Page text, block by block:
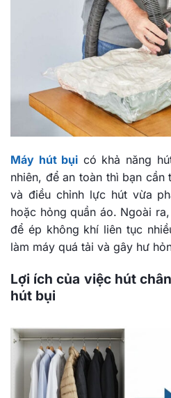
Máy hút bụi có khả năng
nhiên, để an toàn thì bạn
và điều chỉnh lực hút vừa
hoặc hỏng quần áo. Ngoài
để ép không khí liên tục
làm máy quá tải và gây hư
Lợi ích của việc hút
hút bụi